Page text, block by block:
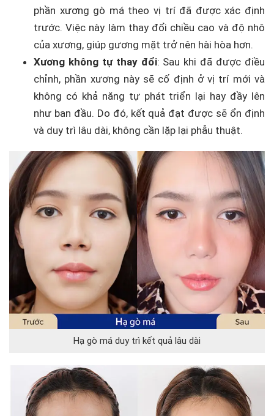
phần xương gò má theo vị trí đã được xác định
trước. Việc này làm thay đổi chiều cao và độ nhô
của xương, giúp gương mặt trở nên hài hòa hơn.
Xương không tự thay đổi: Sau khi đã được điều
chỉnh, phần xương này sẽ cố định ở vị trí mới và
không có khả năng tự phát triển lại hay đầy lên
như ban đầu. Do đó, kết quả đạt được sẽ ổn định
và duy trì lâu dài, không cần lặp lại phẫu thuật.
Hạ gò má duy trì kết quả lâu dài